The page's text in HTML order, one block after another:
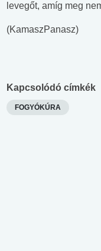
levegőt, amíg meg
(KamaszPanasz)
Kapcsolódó címkék
FOGYÓKÚRA